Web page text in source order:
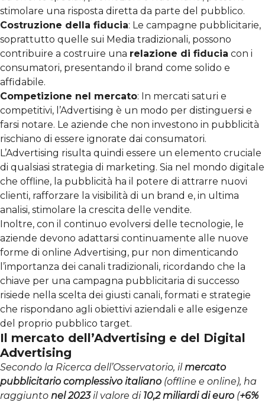
stimolare una risposta diretta da parte del pubblico.
Costruzione della fiducia: Le campagne pubblicitarie,
soprattutto quelle sui Media tradizionali, possono
contribuire a costruire una relazione di fiducia con i
consumatori, presentando il brand come solido e
affidabile.
Competizione nel mercato: In mercati saturi e
competitivi, l’Advertising è un modo per distinguersi e
farsi notare. Le aziende che non investono in pubblicità
rischiano di essere ignorate dai consumatori.
L’Advertising risulta quindi essere un elemento cruciale
di qualsiasi strategia di marketing. Sia nel mondo digitale
che offline, la pubblicità ha il potere di attrarre nuovi
clienti, rafforzare la visibilità di un brand e, in ultima
analisi, stimolare la crescita delle vendite.
Inoltre, con il continuo evolversi delle tecnologie, le
aziende devono adattarsi continuamente alle nuove
forme di online Advertising, pur non dimenticando
l’importanza dei canali tradizionali, ricordando che la
chiave per una campagna pubblicitaria di successo
risiede nella scelta dei giusti canali, formati e strategie
che rispondano agli obiettivi aziendali e alle esigenze
del proprio pubblico target.
Il mercato dell’Advertising e del Digital
Advertising
Secondo la Ricerca dell’Osservatorio, il mercato
pubblicitario complessivo italiano (offline e online), ha
raggiunto nel 2023il valore di 10,2 miliardi di euro (+6%